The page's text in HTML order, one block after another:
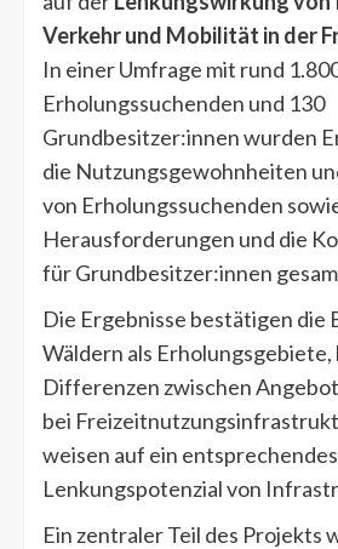
Verkehr und Mobilität in der
In einer Umfrage mit rund
Erholungssuchenden und 130
Grundbesitzer:innen wurden
die Nutzungsgewohnheiten
von Erholungssuchenden
Herausforderungen und die
für Grundbesitzer:innen
Die Ergebnisse bestätigen die
Wäldern als Erholungsgebiete,
Differenzen zwischen
bei
weisen auf ein entsprechendes
Lenkungspotenzial von
Ein zentraler Teil des Projekts